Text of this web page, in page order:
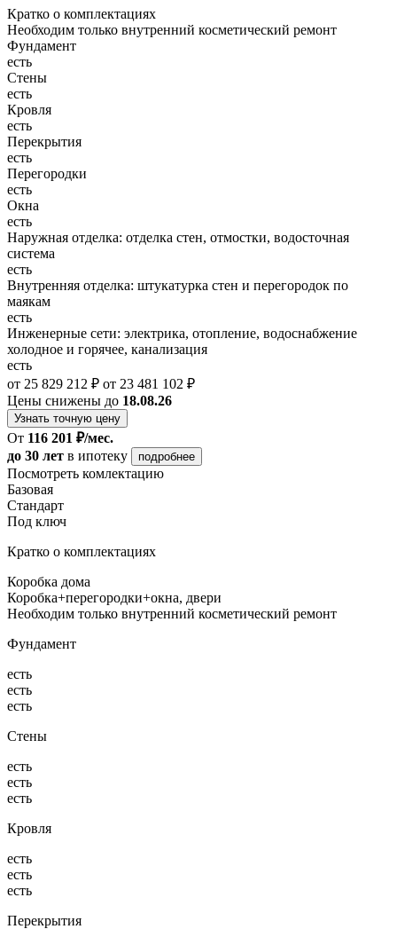
Кратко о комплектациях
Необходим только внутренний косметический ремонт
Фундамент
есть
Стены
есть
Кровля
есть
Перекрытия
есть
Перегородки
есть
Окна
есть
Наружная отделка: отделка стен, отмостки, водосточная
система
есть
Внутренняя отделка: штукатурка стен и перегородок по
маякам
есть
Инженерные сети: электрика, отопление, водоснабжение
холодное и горячее, канализация
есть
от 25 829 212 ₽ от 23 481 102 ₽
Цены снижены до 18.08.26
Узнать точную цену
От 116 201 ₽/мес.
до 30 лет в ипотеку подробнее
Посмотреть комлектацию
Базовая
Стандарт
Под ключ
Кратко о комплектациях
Коробка дома
Коробка+перегородки+окна, двери
Необходим только внутренний косметический ремонт
Фундамент
есть
есть
есть
Стены
есть
есть
есть
Кровля
есть
есть
есть
Перекрытия